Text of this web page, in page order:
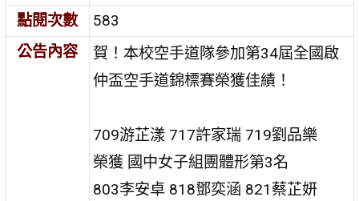
點閱次數
583
公告內容
賀！本校空手道隊參加第34屆全國啟
仲盃空手道錦標賽榮獲佳績！
709游芷漾 717許家瑞 719劉品樂
榮獲 國中女子組團體形第3名
803李安卓 818鄧奕涵 821蔡芷妍